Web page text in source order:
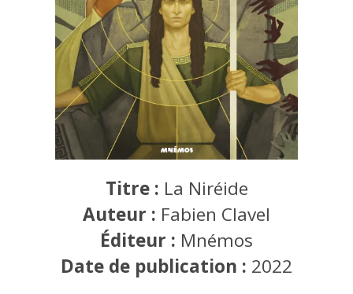
Titre : La Niréide
Auteur : Fabien Clavel
Éditeur : Mnémos
Date de publication : 2022